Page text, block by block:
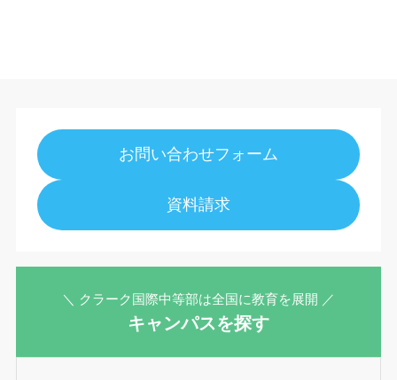
お問い合わせフォーム
資料請求
＼ クラーク国際中等部は全国に教育を展開 ／
キャンパスを探す